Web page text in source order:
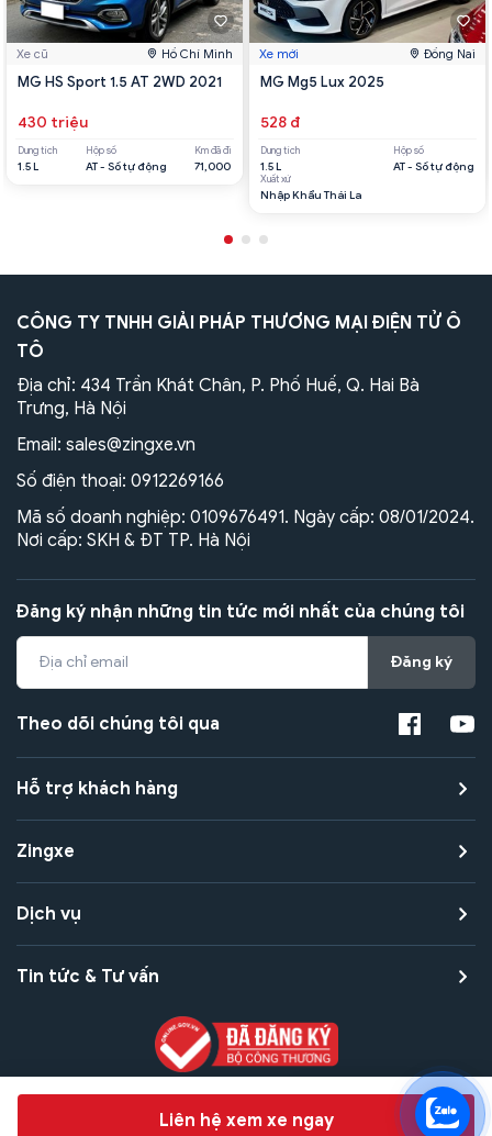
Chat hỗ trợ
Liên hệ xem xe ngay
Xe cũ Hồ Chí Minh
MG HS Sport 1.5 AT 2WD 2021
430 triệu
Dung tích
1.5 L
Hộp số
AT - Số tự động
Km đã đi
71,000
Xe mới Đồng Nai
MG Mg5 Lux 2025
528 đ
Dung tích
1.5 L
Hộp số
AT - Số tự động
Xuất xứ
Nhập Khẩu Thái La
CÔNG TY TNHH GIẢI PHÁP THƯƠNG MẠI ĐIỆN TỬ Ô
TÔ
Địa chỉ: 434 Trần Khát Chân, P. Phố Huế, Q. Hai Bà
Trưng, Hà Nội
Email: sales@zingxe.vn
Số điện thoại: 0912269166
Mã số doanh nghiệp: 0109676491. Ngày cấp: 08/01/2024.
Nơi cấp: SKH & ĐT TP. Hà Nội
Đăng ký nhận những tin tức mới nhất của chúng tôi
Đăng ký
Theo dõi chúng tôi qua
Hỗ trợ khách hàng
Zingxe
Dịch vụ
Tin tức & Tư vấn
Bảo mật quyền riêng tư
Điều khoản sử dụng